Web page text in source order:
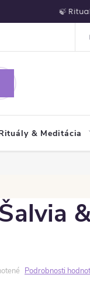
🍃 Rituals
& Meditácia
Podrobnosti